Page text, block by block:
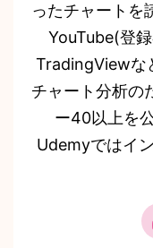
ったチャートを
YouTube(登
TradingViewな
チャート分析の
ー40以上を
Udemyではイ